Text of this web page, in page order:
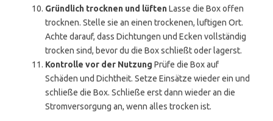
Gründlich trocknen und lüftenLasse die Box offen
trocknen. Stelle sie an einen trockenen, luftigen Ort.
Achte darauf, dass Dichtungen und Ecken vollständig
trocken sind, bevor du die Box schließt oder lagerst.
Kontrolle vor der Nutzung Prüfe die Box auf
Schäden und Dichtheit. Setze Einsätze wieder ein und
schließe die Box. Schließe erst dann wieder an die
Stromversorgung an, wenn alles trocken ist.